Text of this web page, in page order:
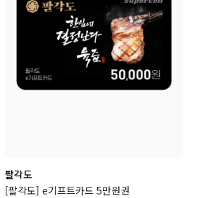
팔각도
[팔각도] e기프트카드 5만원권